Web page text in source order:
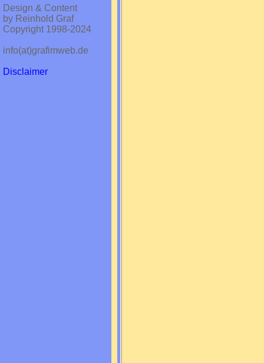
Design & Content
by Reinhold Graf
Copyright 1998-2024
info(at)grafimweb.de
Disclaimer